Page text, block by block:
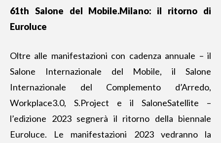
61th Salone del Mobile.Milano: il ritorno di
Euroluce
Oltre alle manifestazioni con cadenza annuale – il
Salone Internazionale del Mobile, il Salone
Internazionale del Complemento d’Arredo,
Workplace3.0, S.Project e il SaloneSatellite –
l’edizione 2023 segnerà il ritorno della biennale
Euroluce. Le manifestazioni 2023 vedranno la